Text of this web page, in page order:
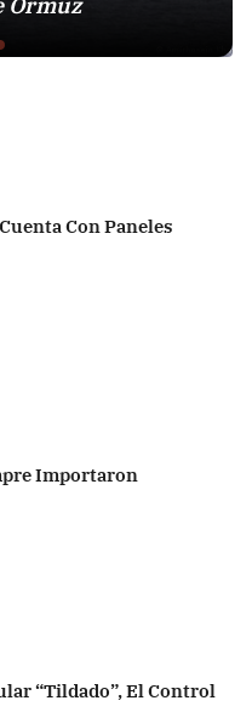
Con Paneles
Importaron
“tildado”, El Control